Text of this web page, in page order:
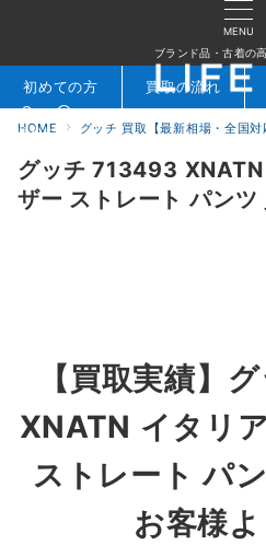
MENU
ブランド品・古着の
検索 お問合せ
初めての方 買取の流れ
HOME グッチ 買取【最新相場・全国対
グッチ 713493
ザー ストレート パンツ
【買取実績】
XNATN イタリ
ストレート パ
お客様